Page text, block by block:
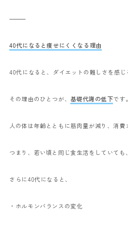
⸻
40代になると痩せにくくなる理由
40代になると、ダイエットの難しさを感じ
その理由のひとつが、基礎代謝の低下です。
人の体は年齢とともに筋肉量が減り、消費
つまり、若い頃と同じ食生活をしていても
さらに40代になると、
・ホルモンバランスの変化